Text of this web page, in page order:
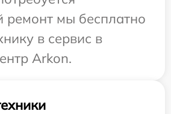
ремонт мы бесплатно
в сервис в
Arkon.